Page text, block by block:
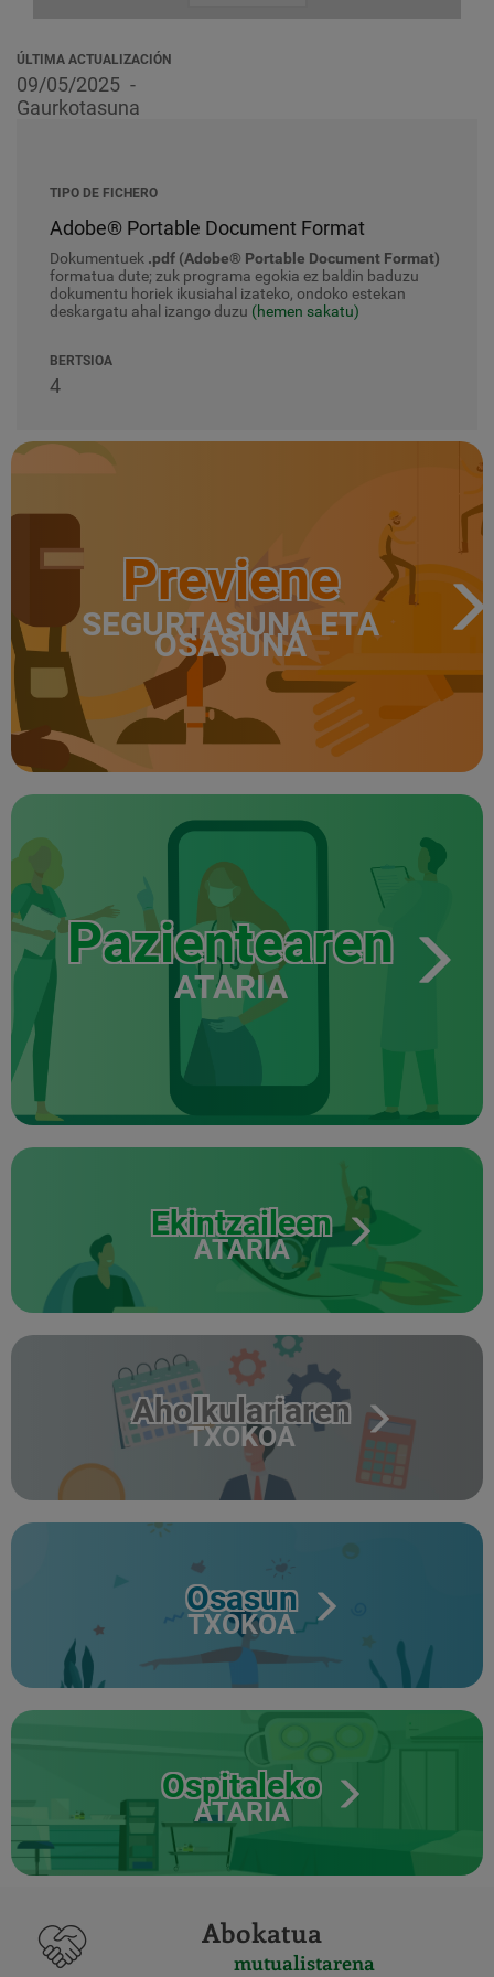
ÚLTIMA ACTUALIZACIÓN
09/05/2025
Gaurkotasuna
TIPO DE FICHERO
Adobe® Portable Document Format
Dokumentuek .pdf (Adobe® Portable Document Format)
formatua dute; zuk programa egokia ez baldin baduzu
dokumentu horiek ikusiahal izateko, ondoko estekan
deskargatu ahal izango duzu (hemen sakatu)
BERTSIOA
4
Previene
SEGURTASUNA ETA
OSASUNA
Pazientearen
ATARIA
Ekintzaileen
ATARIA
Aholkulariaren
TXOKOA
Osasun
TXOKOA
Ospitaleko
ATARIA
Abokatua
mutualistarena